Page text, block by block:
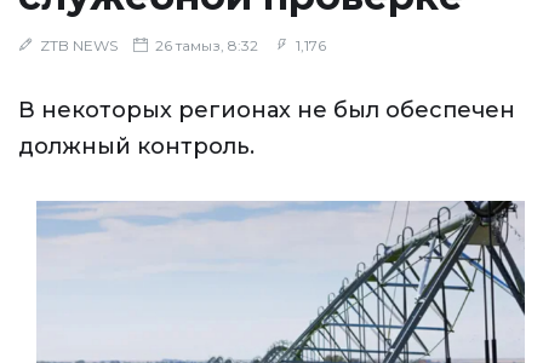
ZTB NEWS 26 тамыз, 8:32 1,176
В некоторых регионах не был обеспечен
должный контроль.